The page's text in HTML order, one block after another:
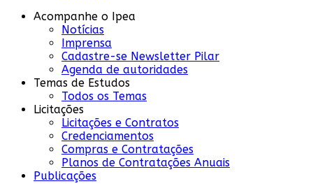
Acompanhe o Ipea
Notícias
Imprensa
Cadastre-se Newsletter Pilar
Agenda de autoridades
Temas de Estudos
Todos os Temas
Licitações
Licitações e Contratos
Credenciamentos
Compras e Contratações
Planos de Contratações Anuais
Publicações